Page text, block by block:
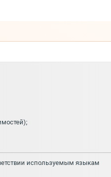
используемым языкам